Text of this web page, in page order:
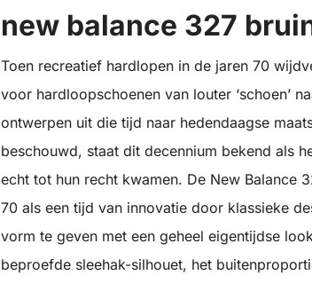
new balance 327
Toen recreatief hardlopen in de jaren 70
voor hardloopschoenen van louter ‘schoen’
ontwerpen uit die tijd naar hedendaagse
beschouwd, staat dit decennium bekend als
echt tot hun recht kwamen. De New Balance
70 als een tijd van innovatie door klassieke
vorm te geven met een geheel eigentijdse
beproefde sleehak-silhouet, het